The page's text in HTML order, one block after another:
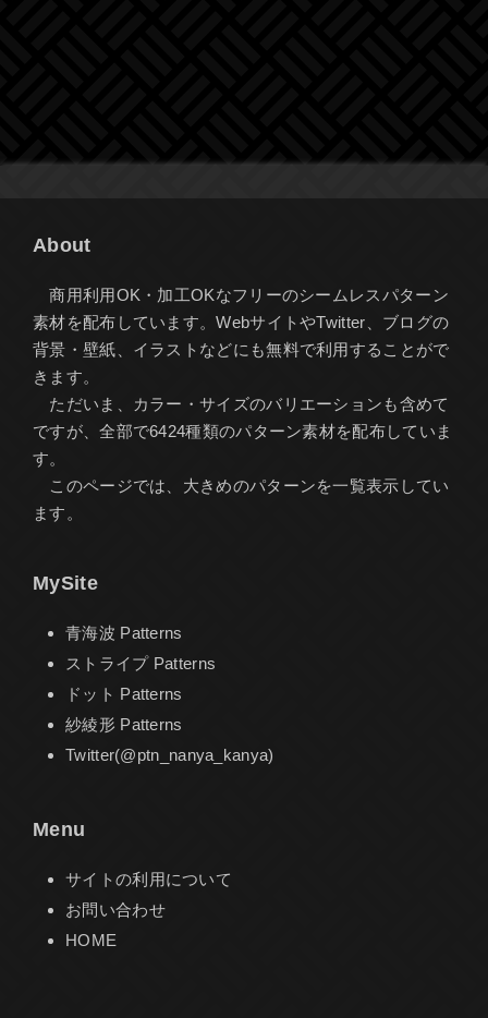
About
商用利用OK・加工OKなフリーのシームレスパターン
素材を配布しています。WebサイトやTwitter、ブログの
背景・壁紙、イラストなどにも無料で利用することがで
きます。
ただいま、カラー・サイズのバリエーションも含めて
ですが、全部で6424種類のパターン素材を配布していま
す。
このページでは、大きめのパターンを一覧表示してい
ます。
MySite
青海波 Patterns
ストライプ Patterns
ドット Patterns
紗綾形 Patterns
Twitter(@ptn_nanya_kanya)
Menu
サイトの利用について
お問い合わせ
HOME